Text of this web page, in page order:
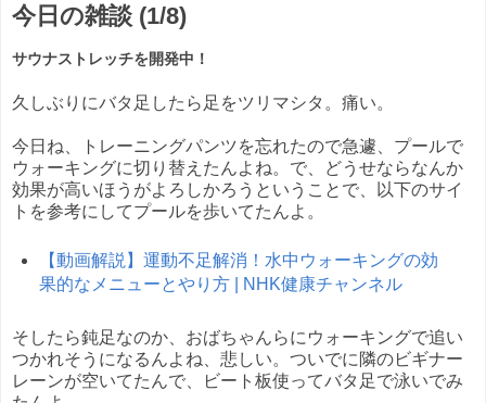
今日の雑談 (1/8)
サウナストレッチを開発中！
久しぶりにバタ足したら足をツリマシタ。痛い。
今日ね、トレーニングパンツを忘れたので急遽、プールで
ウォーキングに切り替えたんよね。で、どうせならなんか
効果が高いほうがよろしかろうということで、以下のサイ
トを参考にしてプールを歩いてたんよ。
【動画解説】運動不足解消！水中ウォーキングの効
果的なメニューとやり方 | NHK健康チャンネル
そしたら鈍足なのか、おばちゃんらにウォーキングで追い
つかれそうになるんよね、悲しい。ついでに隣のビギナー
レーンが空いてたんで、ビート板使ってバタ足で泳いでみ